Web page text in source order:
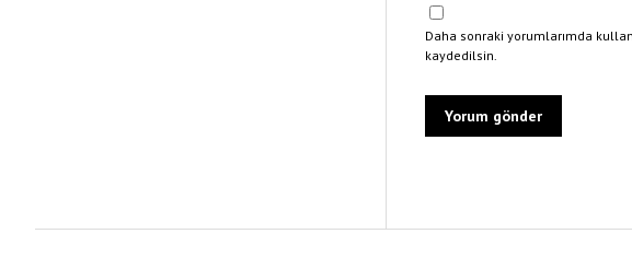
Daha sonraki yorumlarımda
kaydedilsin.